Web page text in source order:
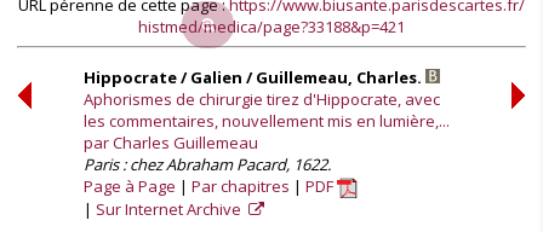
URL pérenne de cette page :https://www.biusante.parisdescartes.fr/
histmed/medica/page?33188&p=421
Hippocrate / Galien / Guillemeau, Charles.
Aphorismes de chirurgie tirez d'Hippocrate, avec
les commentaires, nouvellement mis en lumière,...
par Charles Guillemeau
Paris : chez Abraham Pacard, 1622.
Page à Page
Par chapitres
PDF
Sur Internet Archive